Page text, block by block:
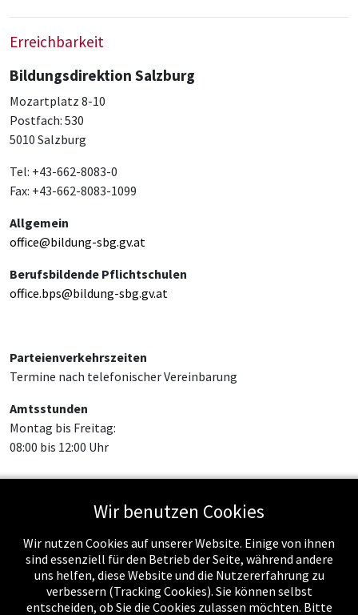
Erreichbarkeit
Bildungsdirektion Salzburg
Mozartplatz 8-10
Postfach: 530
5010 Salzburg
Tel: +43-662-8083-0
Fax: +43-662-8083-1099
Allgemein
office@bildung-sbg.gv.at
Berufsbildende Pflichtschulen
office.bps@bildung-sbg.gv.at
Parteienverkehrszeiten
Termine nach telefonischer Vereinbarung
Amtsstunden
Montag bis Freitag:
08:00 bis 12:00 Uhr
Feed-EinträgeWir benutzen Cookies
Wir nutzen Cookies auf unserer Website. Einige von ihnen
sind essenziell für den Betrieb der Seite, während andere
uns helfen, diese Website und die Nutzererfahrung zu
verbessern (Tracking Cookies). Sie können selbst
entscheiden, ob Sie die Cookies zulassen möchten. Bitte